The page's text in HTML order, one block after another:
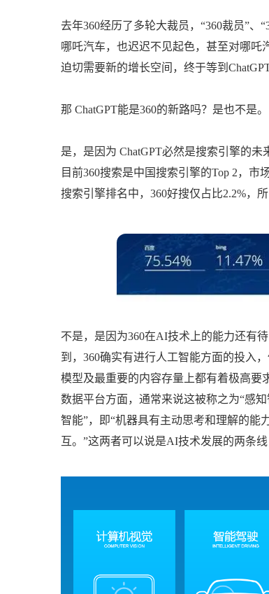
去年360经历了多轮大裁员，“360裁员”、
哪吒汽车，也迟迟不见起色，甚至对哪吒
迫切需要新的增长空间，终于等到
那 ChatGPT能是360的新路吗？是也不是。
是，是因为 ChatGPT必然是搜索引擎的
目前360搜索是中国搜索引擎的Top 2，
搜索引擎排名中，360好搜仅占比2.2%，
不是，是因为360在AI技术上的能力还有
到，360确实有进行人工智能方面的投入
模型及最重要的内容存量上都有着极高要
数据平台方面，通常来说这被称之为“感
智能”，即“机器具有主动思考和理解的能
互。”这两者可以说是AI技术发展的两条